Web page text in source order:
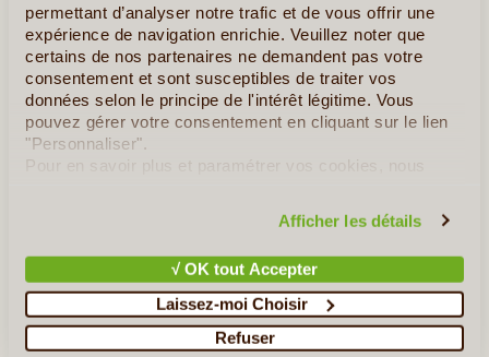
permettant d’analyser notre trafic et de vous offrir une
expérience de navigation enrichie. Veuillez noter que
certains de nos partenaires ne demandent pas votre
consentement et sont susceptibles de traiter vos
données selon le principe de l'intérêt légitime. Vous
pouvez gérer votre consentement en cliquant sur le lien
"Personnaliser".
Pour en savoir plus et paramétrer vos cookies, nous
Afficher les détails
√ OK tout Accepter
Laissez-moi Choisir
Refuser
passé : c'est l'île Sainte Marie. Un petit paradis terrestre Les
plages de sable blanc ne sont pas encore envahies de
touristes, (...)
Lire la suite